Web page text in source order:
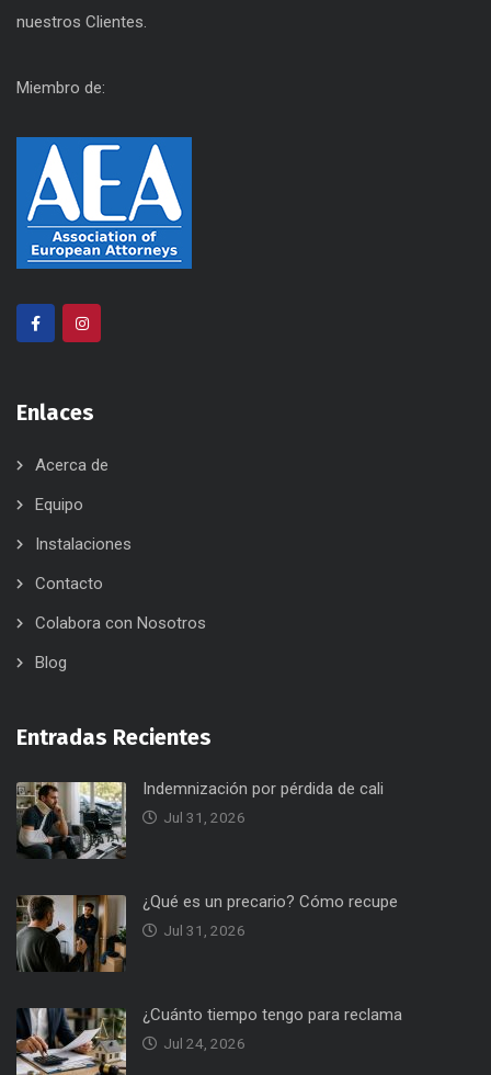
nuestros Clientes.
Miembro de:
Enlaces
Acerca de
Equipo
Instalaciones
Contacto
Colabora con Nosotros
Blog
Entradas Recientes
Indemnización por pérdida de cali
Jul 31, 2026
¿Qué es un precario? Cómo recupe
Jul 31, 2026
¿Cuánto tiempo tengo para reclama
Jul 24, 2026